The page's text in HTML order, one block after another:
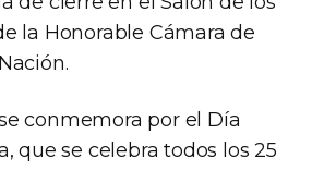
la Honorable Cámara de
conmemora por el Día
que se celebra todos los 25